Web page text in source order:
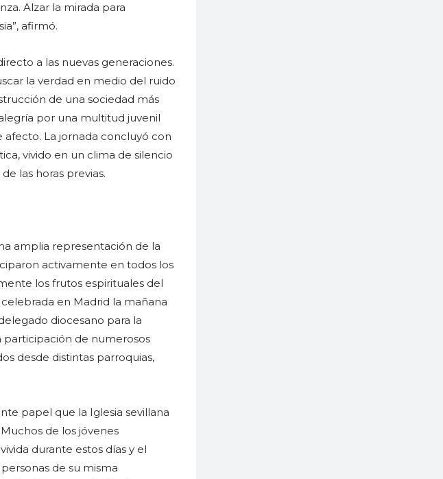
Alzar la mirada para
afirmó.
a las nuevas generaciones.
la verdad en medio del ruido
de una sociedad más
por una multitud juvenil
La jornada concluyó con
vivido en un clima de silencio
las horas previas.
amplia representación de la
activamente en todos los
los frutos espirituales del
en Madrid la mañana
diocesano para la
participación de numerosos
desde distintas parroquias,
papel que la Iglesia sevillana
de los jóvenes
durante estos días y el
de su misma